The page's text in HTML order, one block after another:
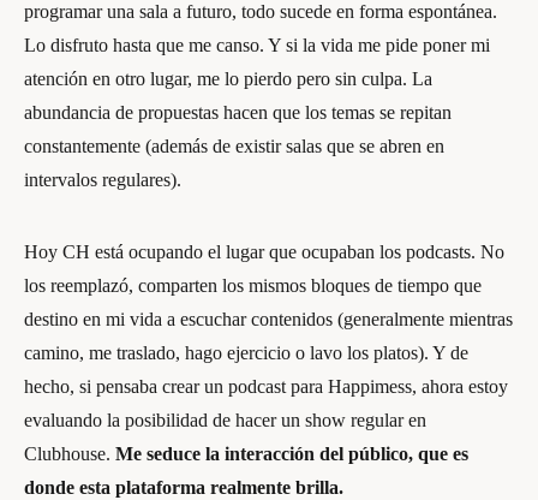
programar una sala a futuro, todo sucede en forma espontánea.
Lo disfruto hasta que me canso. Y si la vida me pide poner mi
atención en otro lugar, me lo pierdo pero sin culpa. La
abundancia de propuestas hacen que los temas se repitan
constantemente (además de existir salas que se abren en
intervalos regulares).
Hoy CH está ocupando el lugar que ocupaban los podcasts. No
los reemplazó, comparten los mismos bloques de tiempo que
destino en mi vida a escuchar contenidos (generalmente mientras
camino, me traslado, hago ejercicio o lavo los platos). Y de
hecho, si pensaba crear un podcast para Happimess, ahora estoy
evaluando la posibilidad de hacer un show regular en
Clubhouse. Me seduce la interacción del público, que es
donde esta plataforma realmente brilla.